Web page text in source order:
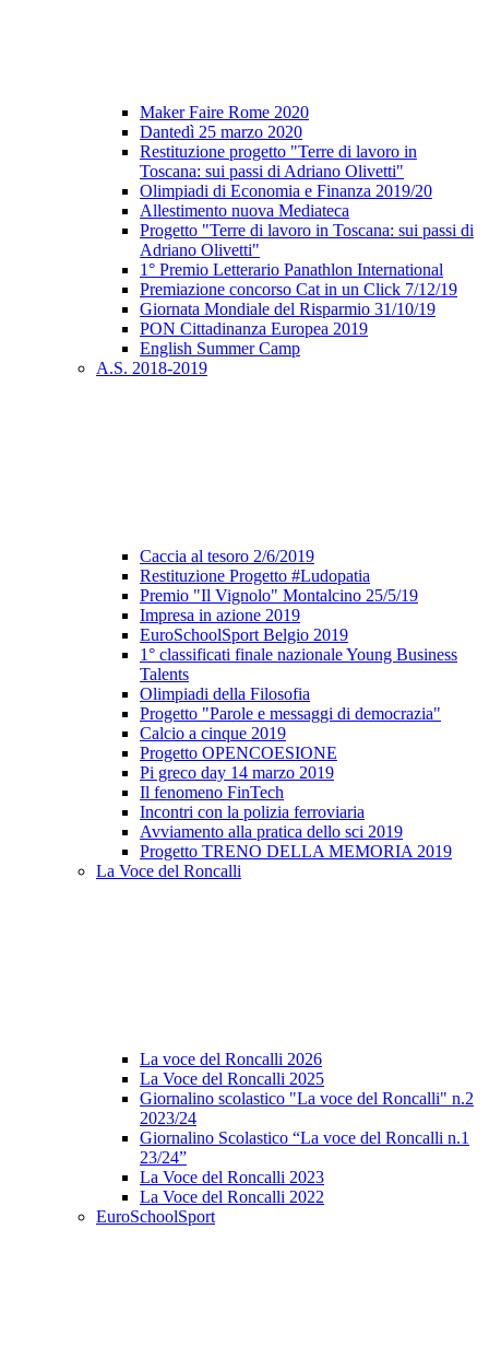
Maker Faire Rome 2020
Dantedì 25 marzo 2020
Restituzione progetto "Terre di lavoro in
Toscana: sui passi di Adriano Olivetti"
Olimpiadi di Economia e Finanza 2019/20
Allestimento nuova Mediateca
Progetto "Terre di lavoro in Toscana: sui passi di
Adriano Olivetti"
1° Premio Letterario Panathlon International
Premiazione concorso Cat in un Click 7/12/19
Giornata Mondiale del Risparmio 31/10/19
PON Cittadinanza Europea 2019
English Summer Camp
A.S. 2018-2019
Caccia al tesoro 2/6/2019
Restituzione Progetto #Ludopatia
Premio "Il Vignolo" Montalcino 25/5/19
Impresa in azione 2019
EuroSchoolSport Belgio 2019
1° classificati finale nazionale Young Business
Talents
Olimpiadi della Filosofia
Progetto "Parole e messaggi di democrazia"
Calcio a cinque 2019
Progetto OPENCOESIONE
Pi greco day 14 marzo 2019
Il fenomeno FinTech
Incontri con la polizia ferroviaria
Avviamento alla pratica dello sci 2019
Progetto TRENO DELLA MEMORIA 2019
La Voce del Roncalli
La voce del Roncalli 2026
La Voce del Roncalli 2025
Giornalino scolastico "La voce del Roncalli" n.2
2023/24
Giornalino Scolastico “La voce del Roncalli n.1
23/24”
La Voce del Roncalli 2023
La Voce del Roncalli 2022
EuroSchoolSport